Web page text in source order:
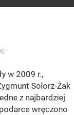
w 2009 r.,
Solorz-Żak
z najbardziej
wręczono